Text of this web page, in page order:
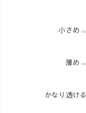
小さめ
薄め
かなり透ける